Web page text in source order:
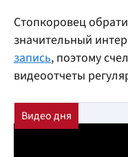
Стопкоровец
значительный
запись, поэтому
видеоотчеты